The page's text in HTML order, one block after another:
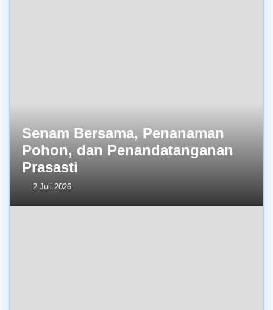
Senam Bersama, Penanaman
Pohon, dan Penandatanganan
Prasasti
2 Juli 2026